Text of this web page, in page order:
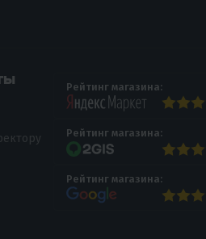
Рейтинг магазина:
Рейтинг магазина:
Рейтинг магазина: